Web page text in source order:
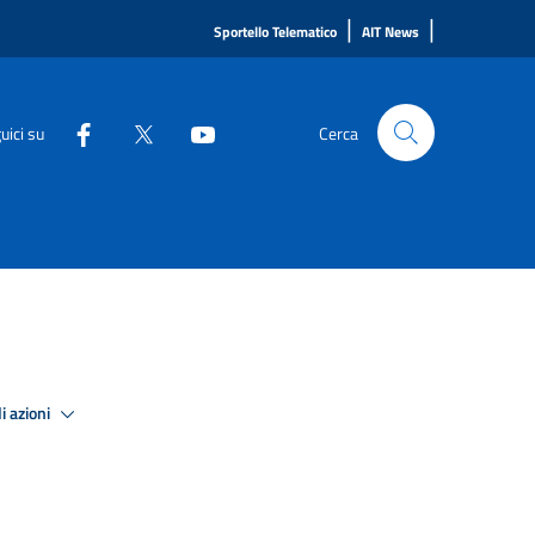
Sportello Telematico | AIT News |
su Cerca
azioni